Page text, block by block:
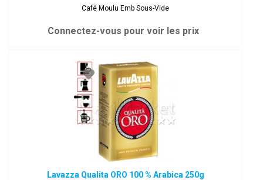
Café Moulu Emb Sous-Vide
Connectez-vous pour voir les prix
Lavazza Qualita ORO 100 % Arabica 250g